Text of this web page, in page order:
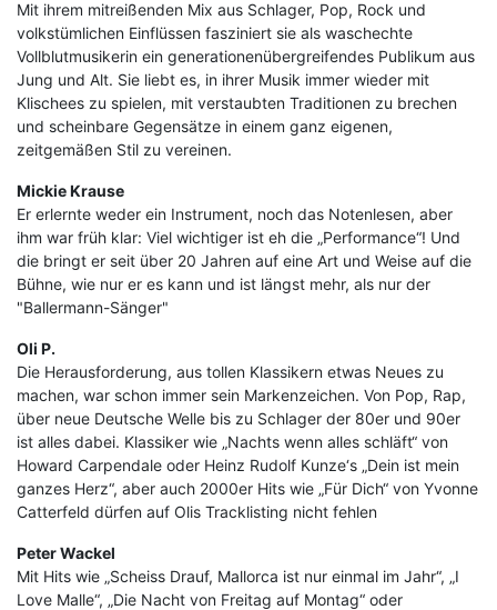
Mit ihrem mitreißenden Mix aus Schlager, Pop, Rock und
volkstümlichen Einflüssen fasziniert sie als waschechte
Vollblutmusikerin ein generationenübergreifendes Publikum aus
Jung und Alt. Sie liebt es, in ihrer Musik immer wieder mit
Klischees zu spielen, mit verstaubten Traditionen zu brechen
und scheinbare Gegensätze in einem ganz eigenen,
zeitgemäßen Stil zu vereinen.
Mickie Krause
Er erlernte weder ein Instrument, noch das Notenlesen, aber
ihm war früh klar: Viel wichtiger ist eh die „Performance“! Und
die bringt er seit über 20 Jahren auf eine Art und Weise auf die
Bühne, wie nur er es kann und ist längst mehr, als nur der
"Ballermann-Sänger"
Oli P.
Die Herausforderung, aus tollen Klassikern etwas Neues zu
machen, war schon immer sein Markenzeichen. Von Pop, Rap,
über neue Deutsche Welle bis zu Schlager der 80er und 90er
ist alles dabei. Klassiker wie „Nachts wenn alles schläft“ von
Howard Carpendale oder Heinz Rudolf Kunze‘s „Dein ist mein
ganzes Herz“, aber auch 2000er Hits wie „Für Dich“ von Yvonne
Catterfeld dürfen auf Olis Tracklisting nicht fehlen
Peter Wackel
Mit Hits wie „Scheiss Drauf, Mallorca ist nur einmal im Jahr“, „I
Love Malle“, „Die Nacht von Freitag auf Montag“ oder